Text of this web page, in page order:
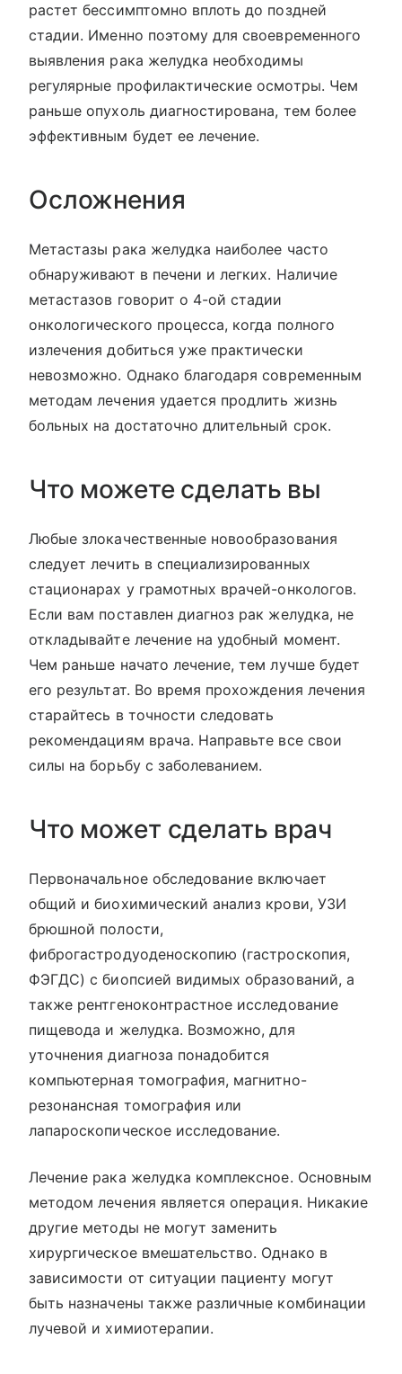
растет бессимптомно вплоть до поздней
стадии. Именно поэтому для своевременного
выявления рака желудка необходимы
регулярные профилактические осмотры. Чем
раньше опухоль диагностирована, тем более
эффективным будет ее лечение.
Осложнения
Метастазы рака желудка наиболее часто
обнаруживают в печени и легких. Наличие
метастазов говорит о 4-ой стадии
онкологического процесса, когда полного
излечения добиться уже практически
невозможно. Однако благодаря современным
методам лечения удается продлить жизнь
больных на достаточно длительный срок.
Что можете сделать вы
Любые злокачественные новообразования
следует лечить в специализированных
стационарах у грамотных врачей-онкологов.
Если вам поставлен диагноз рак желудка, не
откладывайте лечение на удобный момент.
Чем раньше начато лечение, тем лучше будет
его результат. Во время прохождения лечения
старайтесь в точности следовать
рекомендациям врача. Направьте все свои
силы на борьбу с заболеванием.
Что может сделать врач
Первоначальное обследование включает
общий и биохимический анализ крови, УЗИ
брюшной полости,
фиброгастродуоденоскопию (гастроскопия,
ФЭГДС) с биопсией видимых образований, а
также рентгеноконтрастное исследование
пищевода и желудка. Возможно, для
уточнения диагноза понадобится
компьютерная томография, магнитно-
резонансная томография или
лапароскопическое исследование.
Лечение рака желудка комплексное. Основным
методом лечения является операция. Никакие
другие методы не могут заменить
хирургическое вмешательство. Однако в
зависимости от ситуации пациенту могут
быть назначены также различные комбинации
лучевой и химиотерапии.